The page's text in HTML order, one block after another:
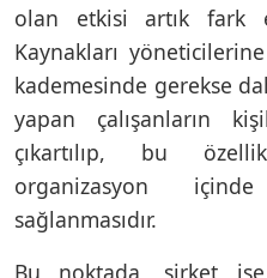
olan etkisi artık fark
Kaynakları
kademesinde gerekse
yapan çalışanların
çıkartılıp, bu
organizasyon içinde
sağlanmasıdır.
Bu noktada, şirket işe